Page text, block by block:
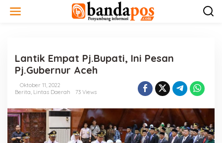
Lantik Empat Pj.Bupati, Ini Pesan
Pj.Gubernur Aceh
Oktober 11, 2022
Berita, Lintas Daerah 73 Views